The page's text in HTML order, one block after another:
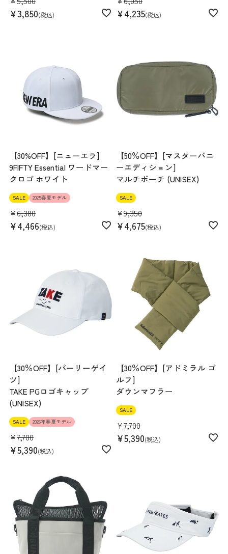
¥3,850 税込 ¥4,235 税込
【30%OFF】[ニューエラ]
9FIFTY Essential ワードマー
クロゴ ホワイト
SALE 2025春夏モデル
¥6,380
¥4,466 税込
【50％OFF】[マスターバニ
ーエディション]
マルチポーチ (UNISEX)
SALE
¥9,350
¥4,675 税込
【30％OFF】[パーリーゲイ
ツ]
TAKE PGロゴキャップ
(UNISEX)
SALE 2026年春夏モデル
¥7,700
¥5,390 税込
【30％OFF】[アドミラル ゴ
ルフ]
ダウンマフラー
SALE
¥7,700
¥5,390 税込